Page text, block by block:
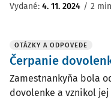
Vydané: 4. 11. 2024 / 2
OTÁZKY A ODPOVEDE
Čerpanie
Zamestnankyňa bola
dovolenke a vznikol jej